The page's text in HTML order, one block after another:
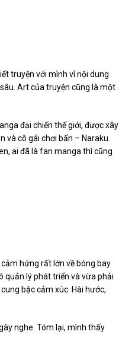
truyện với mình vì nội dung
Art của truyện cũng là một
đại chiến thế giới, được xây
cô gái chơi bẩn – Naraku.
ai đã là fan manga thì cũng
hứng rất lớn về bóng bay
quản lý phát triển và vừa phải
bậc cảm xúc: Hài hước,
nghe. Tóm lại, mình thấy